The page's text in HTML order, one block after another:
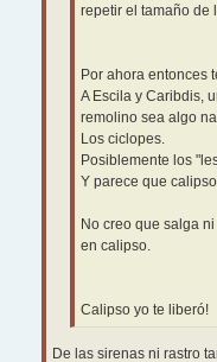
repetir el tamaño de
Por ahora entonces
A Escila y Caribdis,
remolino sea algo
Los ciclopes.
Posiblemente los
Y parece que
No creo que salga
en calipso.
Calipso yo te liberó!
De las sirenas ni rastro